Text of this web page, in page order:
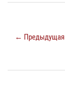
← Предыдущая